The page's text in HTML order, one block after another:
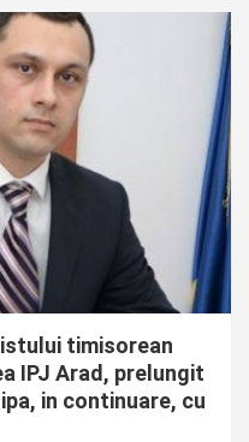
timisorean
IPJ Arad, prelungit
in continuare, cu